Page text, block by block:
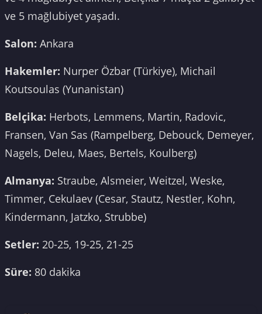
ve 5 mağlubiyet yaşadı.
Salon: Ankara
Hakemler: Nurper Özbar (Türkiye), Michail
Koutsoulas (Yunanistan)
Belçika: Herbots, Lemmens, Martin, Radovic,
Fransen, Van Sas (Rampelberg, Debouck, Demeyer,
Nagels, Deleu, Maes, Bertels, Koulberg)
Almanya: Straube, Alsmeier, Weitzel, Weske,
Timmer, Cekulaev (Cesar, Stautz, Nestler, Kohn,
Kindermann, Jatzko, Strubbe)
Setler: 20-25, 19-25, 21-25
Süre: 80 dakika